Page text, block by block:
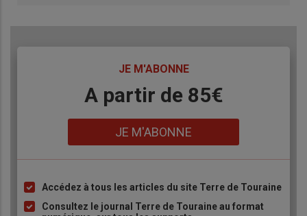
JE M'ABONNE
A partir de 85€
JE M'ABONNE
Liste
à
Accédez à tous les articles du site Terre de Touraine
Consultez le journal Terre de Touraine au format